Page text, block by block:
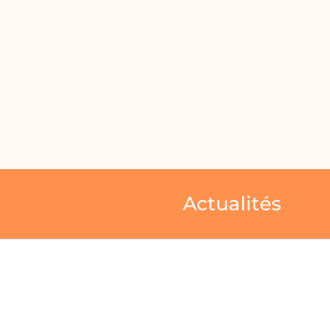
Actualités